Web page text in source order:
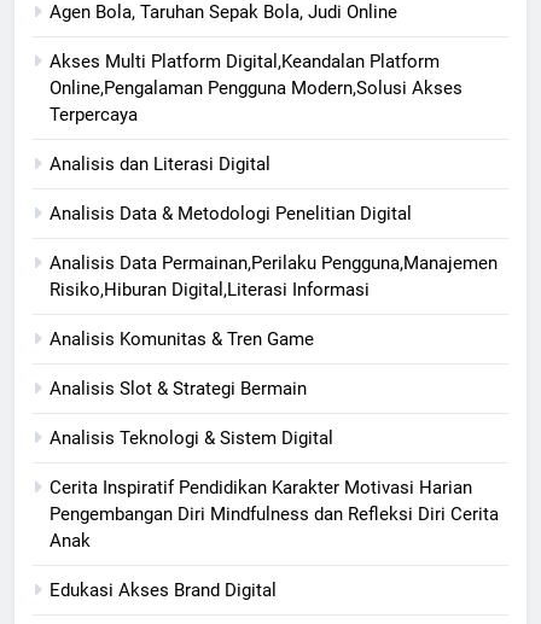
Agen Bola, Taruhan Sepak Bola, Judi Online
Akses Multi Platform Digital,Keandalan Platform
Online,Pengalaman Pengguna Modern,Solusi Akses
Terpercaya
Analisis dan Literasi Digital
Analisis Data & Metodologi Penelitian Digital
Analisis Data Permainan,Perilaku Pengguna,Manajemen
Risiko,Hiburan Digital,Literasi Informasi
Analisis Komunitas & Tren Game
Analisis Slot & Strategi Bermain
Analisis Teknologi & Sistem Digital
Cerita Inspiratif Pendidikan Karakter Motivasi Harian
Pengembangan Diri Mindfulness dan Refleksi Diri Cerita
Anak
Edukasi Akses Brand Digital